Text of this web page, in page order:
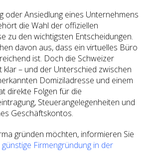
oder Ansiedlung eines Unternehmens
die Wahl der offiziellen
zu den wichtigsten Entscheidungen.
davon aus, dass ein virtuelles Büro
ist. Doch die Schweizer
klar – und der Unterschied zwischen
Domiziladresse und einem
direkte Folgen für die
Steuerangelegenheiten und
Geschäftskontos.
gründen möchten, informieren Sie
günstige Firmengründung in der